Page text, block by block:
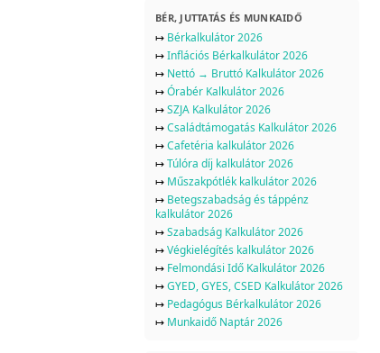
BÉR, JUTTATÁS ÉS MUNKAIDŐ
↦ Bérkalkulátor 2026
↦Inflációs Bérkalkulátor 2026
↦ Nettó → Bruttó Kalkulátor 2026
↦Órabér Kalkulátor 2026
↦SZJA Kalkulátor 2026
↦Családtámogatás Kalkulátor 2026
↦Cafetéria kalkulátor 2026
↦Túlóra díj kalkulátor 2026
↦ Műszakpótlék kalkulátor 2026
↦ Betegszabadság és táppénz
kalkulátor 2026
↦Szabadság Kalkulátor 2026
↦Végkielégítés kalkulátor 2026
↦ Felmondási Idő Kalkulátor 2026
↦GYED, GYES, CSED Kalkulátor 2026
↦ Pedagógus Bérkalkulátor 2026
↦ Munkaidő Naptár 2026